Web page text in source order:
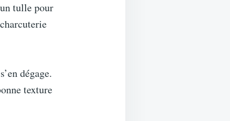
tulle pour
dégage.
texture